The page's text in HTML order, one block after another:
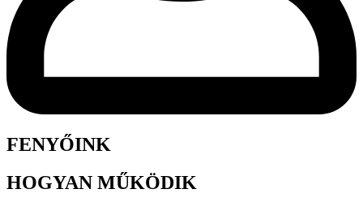
FENYŐINK
HOGYAN MŰKÖDIK